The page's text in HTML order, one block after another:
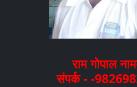
राम गोपाल
संपर्क - -